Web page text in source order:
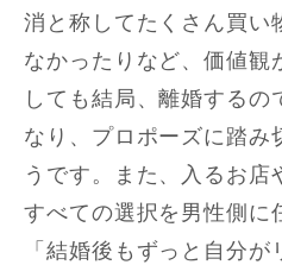
消と称してたくさん買い
なかったりなど、価値観
しても結局、離婚するの
なり、プロポーズに踏み
うです。また、入るお店
すべての選択を男性側に
「結婚後もずっと自分